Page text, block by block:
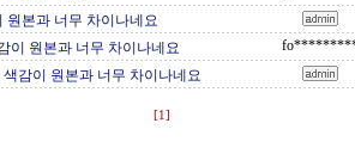
원본과 너무 차이나네요
이 원본과 너무 차이나네요
색감이 원본과 너무 차이나네요
[1]